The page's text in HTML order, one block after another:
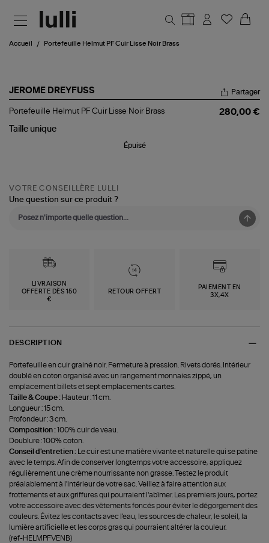
Accueil Portefeuille Helmut PF Cuir Lisse Noir Brass
JEROME DREYFUSS
Portefeuille
PF
Partager
Portefeuille Helmut PF Cuir Lisse Noir Brass
280,00 €
Taille unique
Épuisé
VOTRE CONSEILLÈRE LULLI
Une question sur ce produit ?
LIVRAISON
OFFERTE DÈS 150
€
RETOUR OFFERT
PAIEMENT EN
3X,4X
DESCRIPTION
Portefeuille en cuir grainé noir. Fermeture à pression. Rivets dorés. Intérieur
doublé en coton organisé avec un rangement monnaies zippé, un
emplacement billets et sept emplacements cartes.
Taille & Coupe : Hauteur : 11 cm.
Longueur : 15 cm.
Profondeur : 3 cm.
Composition :100% cuir de veau.
Doublure : 100% coton.
Conseil d'entretien :
Le cuir est une matière vivante et naturelle qui se patine
avec le temps. Afin de conserver longtemps votre accessoire, appliquez
régulièrement une crème nourrissante non grasse. Testez le produit
préalablement à l'intérieur de votre sac. Veillez à faire attention aux
frottements et aux griffures qui pourraient l'abîmer. Les premiers jours, portez
votre accessoire avec des vêtements foncés pour éviter le dégorgement des
couleurs. Évitez les contacts avec l'eau, les sources de chaleur, le soleil, la
lumière artificielle et les corps gras qui pourraient altérer la couleur.
(ref-HELMPFVENB)